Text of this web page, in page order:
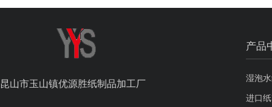
昆山市玉山镇优源胜纸制品加工厂
产品
湿泡
进口